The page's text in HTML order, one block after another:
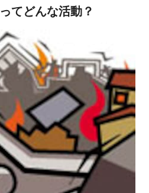
てどんな活動？